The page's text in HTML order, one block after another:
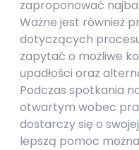
zaproponować
Ważne jest również
dotyczących
zapytać o możliwe
upadłości oraz
Podczas spotkania
otwartym wobec
dostarczy się o
lepszą pomoc